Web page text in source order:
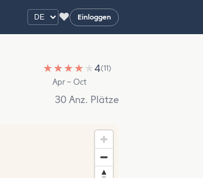
♥ Einloggen
★ ★ ★ ★ ★4(11)
Apr – Oct
30 Anz. Plätze